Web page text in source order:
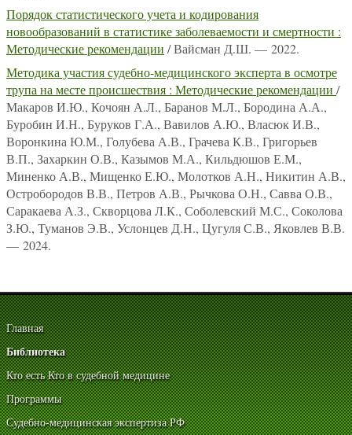
Порядок статистического учета и кодирования
новообразований в статистике заболеваемости и смертности :
Методические рекомендации / Вайсман Д.Ш. — 2022.
Методика участия судебно-медицинского эксперта в осмотре
трупа на месте происшествия : Методические рекомендации /
Макаров И.Ю., Кочоян А.Л., Баранов М.Л., Бородина А.А.,
Буробин И.Н., Буруков Г.А., Вавилов А.Ю., Власюк И.В.,
Воронкина Ю.М., Голубева А.В., Грачева К.В., Григорьев
В.П., Захаркин О.В., Казымов М.А., Кильдюшов Е.М.,
Миненко А.В., Мищенко Е.Ю., Молотков А.Н., Никитин А.В.,
Остробородов В.В., Петров А.В., Рычкова О.Н., Савва О.В.,
Саракаева А.З., Скворцова Л.К., Соболевский М.С., Соколова
З.Ю., Туманов Э.В., Услонцев Д.Н., Цугуля С.В., Яковлев В.В.
— 2024.
Главная
Библиотека
Кто есть Кто в судебной медицине
Программы
Судебно-медицинская экспертиза РФ